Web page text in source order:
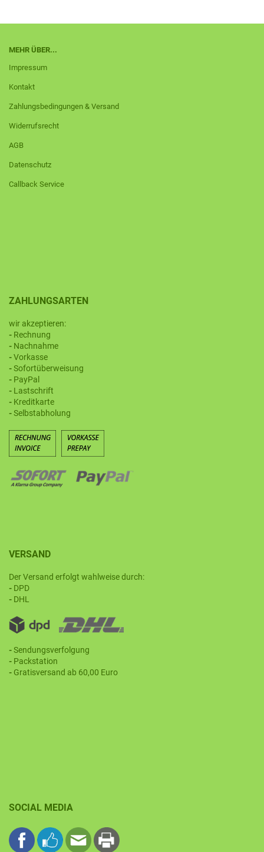
MEHR ÜBER...
Impressum
Kontakt
Zahlungsbedingungen & Versand
Widerrufsrecht
AGB
Datenschutz
Callback Service
ZAHLUNGSARTEN
wir akzeptieren:
- Rechnung
- Nachnahme
-Vorkasse
-Sofortüberweisung
- PayPal
- Lastschrift
- Kreditkarte
-Selbstabholung
VERSAND
Der Versand erfolgt wahlweise durch:
- DPD
- DHL
-Sendungsverfolgung
- Packstation
- Gratisversand ab 60,00 Euro
SOCIAL MEDIA